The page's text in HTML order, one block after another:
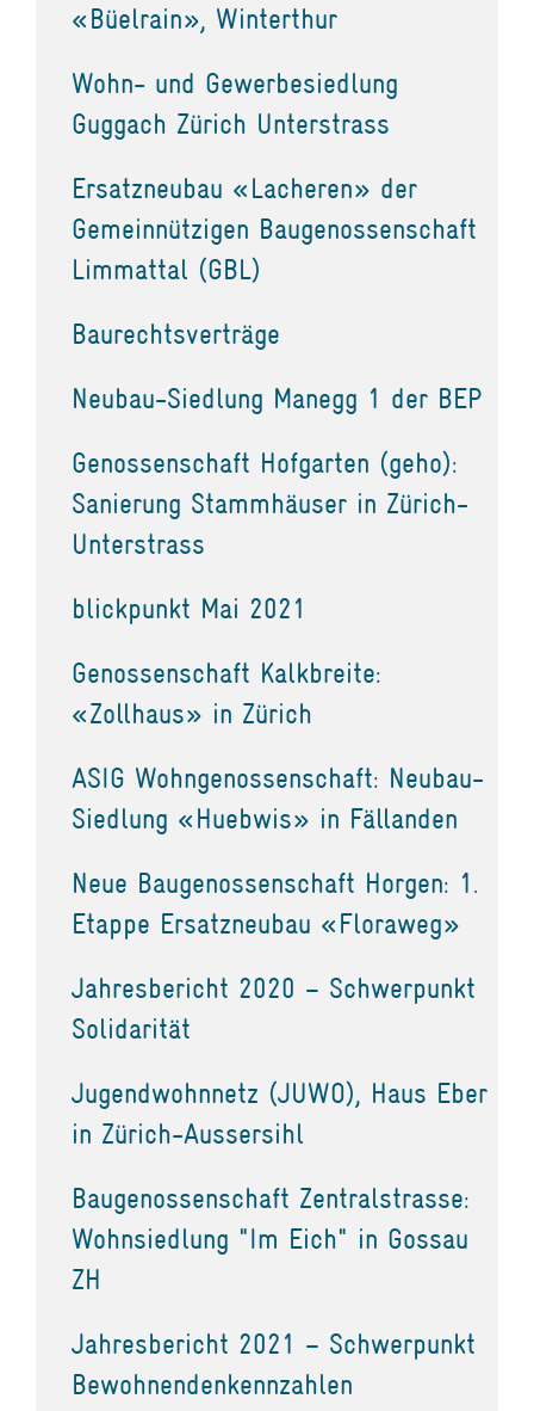
«Büelrain», Winterthur
Wohn- und Gewerbesiedlung
Guggach Zürich Unterstrass
Ersatzneubau «Lacheren» der
Gemeinnützigen Baugenossenschaft
Limmattal (GBL)
Baurechtsverträge
Neubau-Siedlung Manegg 1 der BEP
Genossenschaft Hofgarten (geho):
Sanierung Stammhäuser in Zürich-
Unterstrass
blickpunkt Mai 2021
Genossenschaft Kalkbreite:
«Zollhaus» in Zürich
ASIG Wohngenossenschaft: Neubau-
Siedlung «Huebwis» in Fällanden
Neue Baugenossenschaft Horgen: 1.
Etappe Ersatzneubau «Floraweg»
Jahresbericht 2020 – Schwerpunkt
Solidarität
Jugendwohnnetz (JUWO), Haus Eber
in Zürich-Aussersihl
Baugenossenschaft Zentralstrasse:
Wohnsiedlung "Im Eich" in Gossau
ZH
Jahresbericht 2021 – Schwerpunkt
Bewohnendenkennzahlen